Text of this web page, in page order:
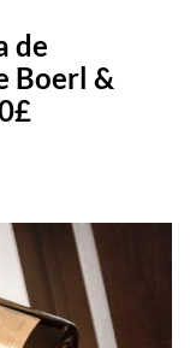
de
Boerl &